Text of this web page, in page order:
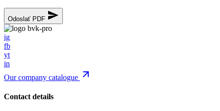
Odoslať PDF
ig
fb
yt
in
Our company catalogue
Contact details